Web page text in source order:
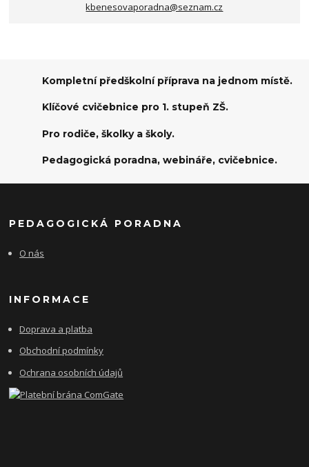
kbenesovaporadna@seznam.cz
Kompletní předškolní příprava na jednom místě.
Klíčové cvičebnice pro 1. stupeň ZŠ.
Pro rodiče, školky a školy.
Pedagogická poradna, webináře, cvičebnice.
PEDAGOGICKÁ PORADNA
O nás
INFORMACE
Doprava a platba
Obchodní podmínky
Ochrana osobních údajů